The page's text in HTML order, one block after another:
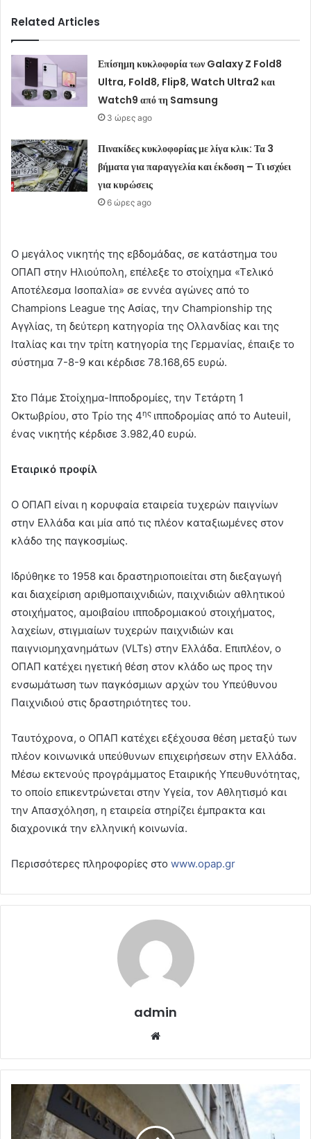
Related Articles
Επίσημη κυκλοφορία των Galaxy Z Fold8
Ultra, Fold8, Flip8, Watch Ultra2 και
Watch9 από τη Samsung
3 ώρες ago
Πινακίδες κυκλοφορίας με λίγα κλικ: Τα 3
βήματα για παραγγελία και έκδοση – Τι ισχύει
για κυρώσεις
6 ώρες ago
Ο μεγάλος νικητής της εβδομάδας, σε κατάστημα του
ΟΠΑΠ στην Ηλιούπολη, επέλεξε το στοίχημα «Τελικό
Αποτέλεσμα Ισοπαλία» σε εννέα αγώνες από το
Champions League της Ασίας, την Championship της
Αγγλίας, τη δεύτερη κατηγορία της Ολλανδίας και της
Ιταλίας και την τρίτη κατηγορία της Γερμανίας, έπαιξε το
σύστημα 7-8-9 και κέρδισε 78.168,65 ευρώ.
Στο Πάμε Στοίχημα-Ιπποδρομίες, την Τετάρτη 1
Οκτωβρίου, στο Τρίο της 4ης ιπποδρομίας από το Auteuil,
ένας νικητής κέρδισε 3.982,40 ευρώ.
Εταιρικό προφίλ
Ο ΟΠΑΠ είναι η κορυφαία εταιρεία τυχερών παιγνίων
στην Ελλάδα και μία από τις πλέον καταξιωμένες στον
κλάδο της παγκοσμίως.
Ιδρύθηκε το 1958 και δραστηριοποιείται στη διεξαγωγή
και διαχείριση αριθμοπαιχνιδιών, παιχνιδιών αθλητικού
στοιχήματος, αμοιβαίου ιπποδρομιακού στοιχήματος,
λαχείων, στιγμιαίων τυχερών παιχνιδιών και
παιγνιομηχανημάτων (VLTs) στην Ελλάδα. Επιπλέον, ο
ΟΠΑΠ κατέχει ηγετική θέση στον κλάδο ως προς την
ενσωμάτωση των παγκόσμιων αρχών του Υπεύθυνου
Παιχνιδιού στις δραστηριότητες του.
Ταυτόχρονα, ο ΟΠΑΠ κατέχει εξέχουσα θέση μεταξύ των
πλέον κοινωνικά υπεύθυνων επιχειρήσεων στην Ελλάδα.
Μέσω εκτενούς προγράμματος Εταιρικής Υπευθυνότητας,
το οποίο επικεντρώνεται στην Υγεία, τον Αθλητισμό και
την Απασχόληση, η εταιρεία στηρίζει έμπρακτα και
διαχρονικά την ελληνική κοινωνία.
Περισσότερες πληροφορίες στο www.opap.gr
admin